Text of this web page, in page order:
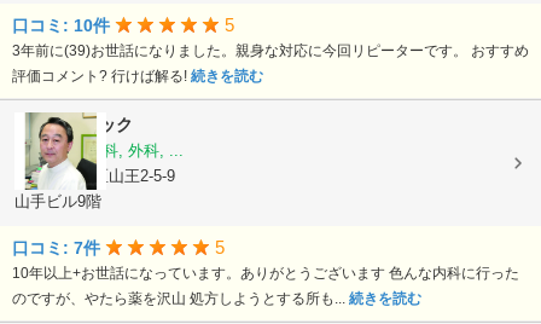
口コミ: 10件 5
3年前に(39)お世話になりました。親身な対応に今回リピーターです。 おすすめ
評価コメント? 行けば解る! 続きを読む
栗原クリニック
内科, 消化器科, 外科, ...
東京都大田区山王2-5-9
山手ビル9階
口コミ: 7件 5
10年以上+お世話になっています。ありがとうございます 色んな内科に行った
のですが、やたら薬を沢山 処方しようとする所も... 続きを読む